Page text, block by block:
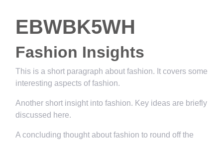
EBWBK5WH
Fashion Insights
This is a short paragraph about fashion. It covers some
interesting aspects of fashion.
Another short insight into fashion. Key ideas are briefly
discussed here.
A concluding thought about fashion to round off the